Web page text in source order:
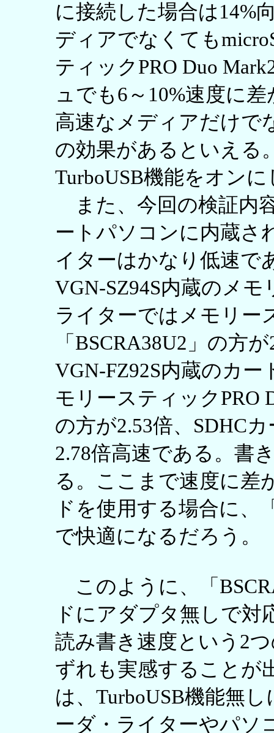
に接続した場合は14%
ディアでなくても
ティックPRO Duo
ュでも6～10%速度に
高速なメディアだけで
の効果があるといえる
TurboUSB機能をオン
また、今回の検証内
ートパソコンに内蔵さ
イターはかなり低速で
VGN-SZ94S内蔵のメ
ライターではメモリー
「BSCRA38U2」の方
VGN-FZ92S内蔵のカ
モリースティックPRO
の方が2.53倍、SDHC
2.78倍高速である。書
る。ここまで速度に差
ドを使用する場合に、
で快適になるだろう。
このように、「
ドにアダプタ無しで対
読み書き速度という2
ずれも実感することが
は、TurboUSB機能無
ーダ・ライターやパソ